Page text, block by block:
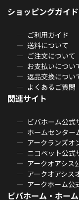
ショッピングガイド
ご利用ガイド
送料について
ご注文について
お支払いについ
返品交換につい
よくあるご質問
関連サイト
ビバホーム公式
ホームセンター
アークランズオ
ニコペット公式
アークオアシス
アークオアシス
アークホーム公
ビバホーム・ホー